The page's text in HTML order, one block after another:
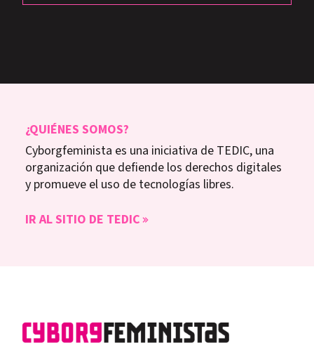
¿QUIÉNES SOMOS?
Cyborgfeminista es una iniciativa de TEDIC, una
organización que defiende los derechos digitales
y promueve el uso de tecnologías libres.
IR AL SITIO DE TEDIC